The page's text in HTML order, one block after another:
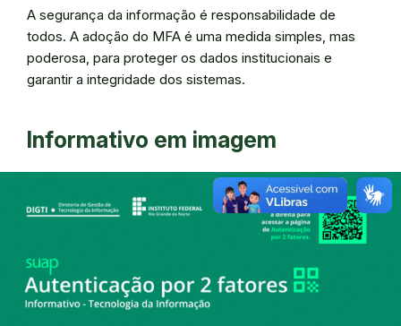
A segurança da informação é responsabilidade de
todos. A adoção do MFA é uma medida simples, mas
poderosa, para proteger os dados institucionais e
garantir a integridade dos sistemas.
Informativo em imagem